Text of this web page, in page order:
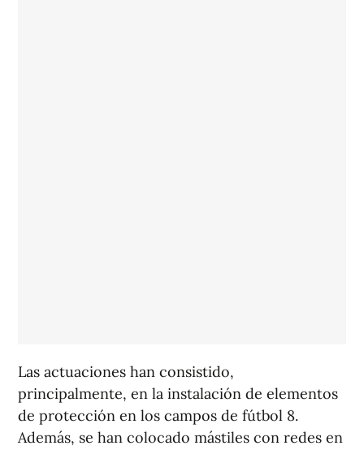
Las actuaciones han consistido,
principalmente, en la instalación de elementos
de protección en los campos de fútbol 8.
Además, se han colocado mástiles con redes en